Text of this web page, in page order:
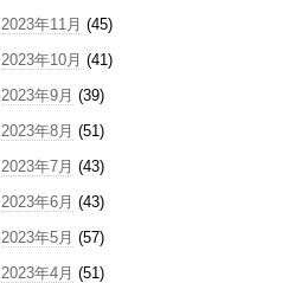
2023年11月 (45)
2023年10月 (41)
2023年9月 (39)
2023年8月 (51)
2023年7月 (43)
2023年6月 (43)
2023年5月 (57)
2023年4月 (51)